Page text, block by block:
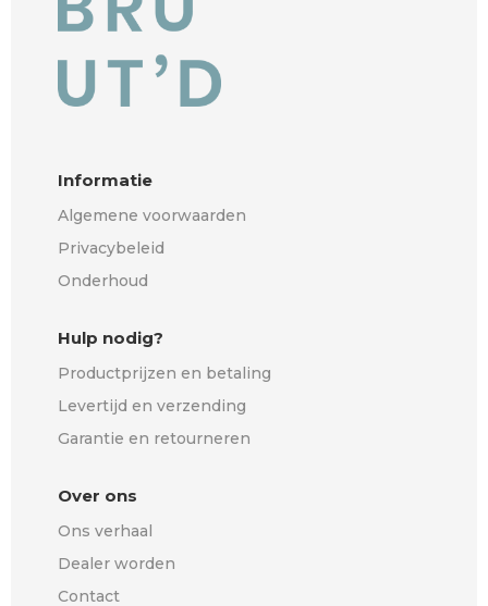
Informatie
Algemene voorwaarden
Privacybeleid
Onderhoud
Hulp nodig?
Productprijzen en betaling
Levertijd en verzending
Garantie en retourneren
Over ons
Ons verhaal
Dealer worden
Contact